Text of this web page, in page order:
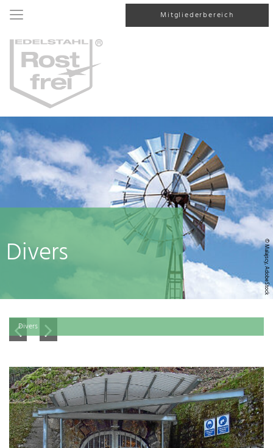
Mitgliederbereich
© Malajscy, AdobeStock
Divers
Divers